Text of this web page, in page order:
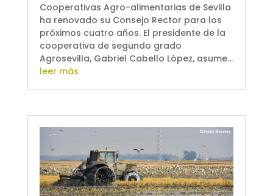
Cooperativas Agro-alimentarias de Sevilla
ha renovado su Consejo Rector para los
próximos cuatro años. El presidente de la
cooperativa de segundo grado
Agrosevilla, Gabriel Cabello López, asume...
leer más